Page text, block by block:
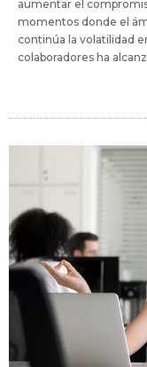
aumentar el
momentos donde el
continúa la volatilidad
colaboradores ha